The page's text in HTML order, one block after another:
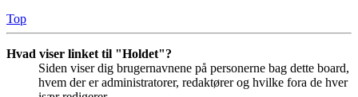
Top
Hvad viser linket til "Holdet"?
Siden viser dig brugernavnene på personerne bag dette board,
hvem der er administratorer, redaktører og hvilke fora de hver